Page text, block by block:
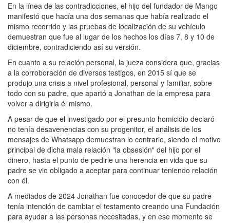
En la línea de las contradicciones, el hijo del fundador de Mango
manifestó que hacía una dos semanas que había realizado el
mismo recorrido y las pruebas de localización de su vehículo
demuestran que fue al lugar de los hechos los días 7, 8 y 10 de
diciembre, contradiciendo así su versión.
En cuanto a su relación personal, la jueza considera que, gracias
a la corroboración de diversos testigos, en 2015 sí que se
produjo una crisis a nivel profesional, personal y familiar, sobre
todo con su padre, que apartó a Jonathan de la empresa para
volver a dirigirla él mismo.
A pesar de que el investigado por el presunto homicidio declaró
no tenía desavenencias con su progenitor, el análisis de los
mensajes de Whatsapp demuestran lo contrario, siendo el motivo
principal de dicha mala relación "la obsesión" del hijo por el
dinero, hasta el punto de pedirle una herencia en vida que su
padre se vio obligado a aceptar para continuar teniendo relación
con él.
A mediados de 2024 Jonathan fue conocedor de que su padre
tenía intención de cambiar el testamento creando una Fundación
para ayudar a las personas necesitadas, y en ese momento se